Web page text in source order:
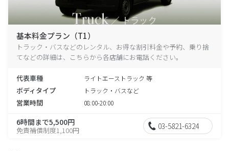
基本料金プラン（T1）
トラック・バスなどのレンタル、お得な割引料金や予約、乗り捨
てなどの詳細は、こちらから各店舗にお電話ください。
代表車種 ライトエーストラック 等
ボディタイプ トラック・バスなど
営業時間 08:00-20:00
6時間まで5,500円
免責補償制度1,100円 03-5821-6324